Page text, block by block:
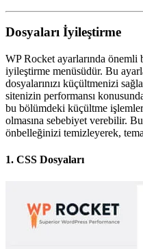
Dosyaları İyileştirme
WP Rocket ayarlarında önemli
iyileştirme menüsüdür. Bu
dosyalarınızı küçültmenizi
sitenizin performansı
bu bölümdeki küçültme
olmasına sebebiyet verebilir.
önbelleğinizi temizleyerek,
1. CSS Dosyaları